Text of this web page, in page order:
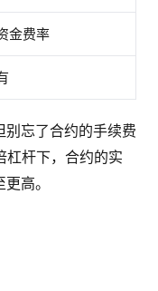
金费率
忘了合约的手续费
杠杆下，合约的实
高。